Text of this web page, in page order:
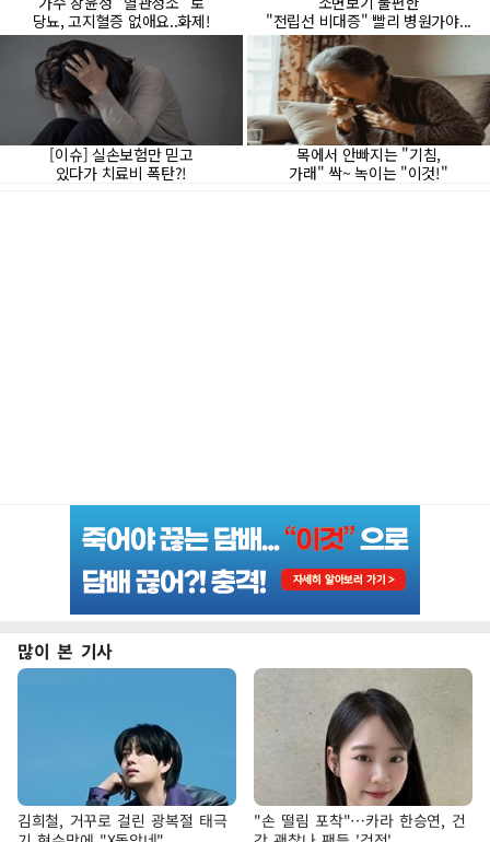
많이 본 기사
김희철, 거꾸로 걸린 광복절 태극
"손 떨림 포착"…카라 한승연, 건